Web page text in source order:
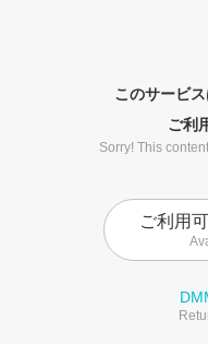
このサービ
ご利
Sorry! This
ご利用